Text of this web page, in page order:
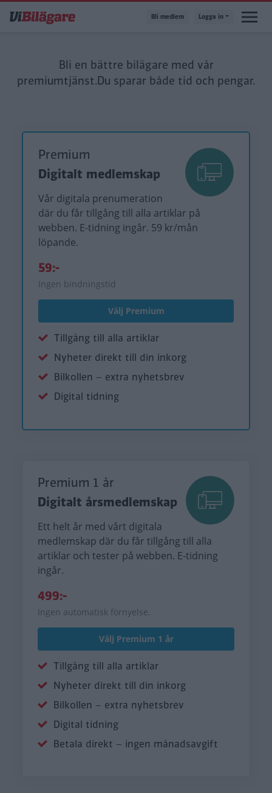
till
Bli medlem Logga in
Bli en bättre bilägare med vår
premiumtjänst.Du sparar både tid och pengar.
Premium
Digitalt medlemskap
Vår digitala prenumeration
där du får tillgång till alla artiklar på
webben. E-tidning ingår. 59 kr/mån
löpande.
59:-
Ingen bindningstid
Välj Premium
Tillgång till alla artiklar
Nyheter direkt till din inkorg
Bilkollen – extra nyhetsbrev
Digital tidning
Premium 1 år
Digitalt årsmedlemskap
Ett helt år med vårt digitala
medlemskap där du får tillgång till alla
artiklar och tester på webben. E-tidning
ingår.
499:-
Ingen automatisk förnyelse.
Välj Premium 1 år
Tillgång till alla artiklar
Nyheter direkt till din inkorg
Bilkollen – extra nyhetsbrev
Digital tidning
Betala direkt – ingen månadsavgift